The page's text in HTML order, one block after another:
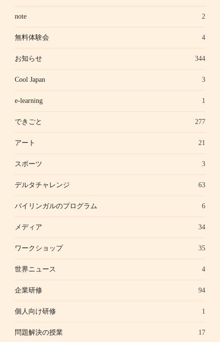
note 2
無料体験会 4
お知らせ 344
Cool Japan 3
e-learning 1
できごと 277
アート 21
スポーツ 3
デルタチャレンジ 63
バイリンガルのプログラム 6
メディア 34
ワークショップ 35
世界ニュース 4
企業研修 94
個人向け研修 1
問題解決の授業 17